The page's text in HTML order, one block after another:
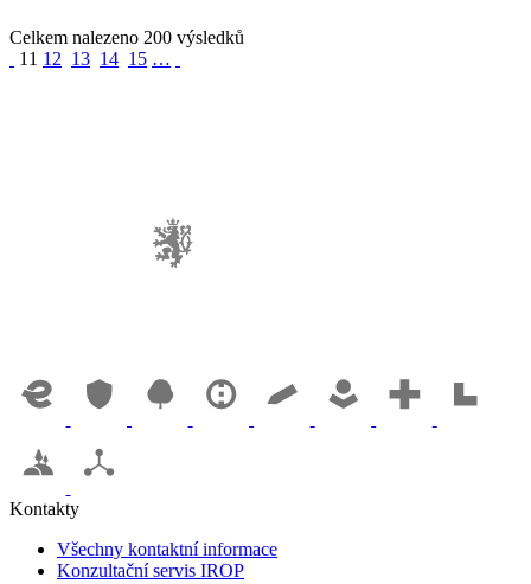
Celkem nalezeno 200 výsledků
11 12 13 14 15 …
Kontakty
Všechny kontaktní informace
Konzultační servis IROP